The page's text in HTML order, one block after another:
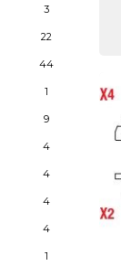
3
22
44
1
9
4
4
4
4
1